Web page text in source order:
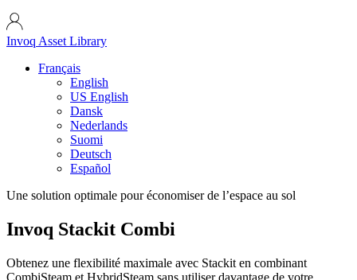
Invoq Asset Library
Français
English
US English
Dansk
Nederlands
Suomi
Deutsch
Español
Une solution optimale pour économiser de l’espace au sol
Invoq Stackit Combi
Obtenez une flexibilité maximale avec Stackit en combinant
CombiSteam et HybridSteam sans utiliser davantage de votre